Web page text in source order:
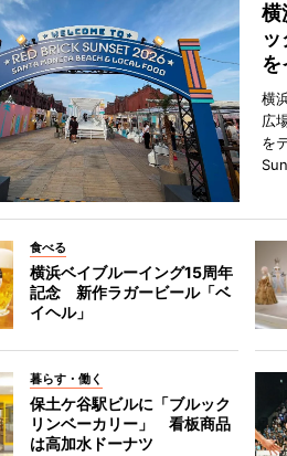
横
横
広
を
食べる
横浜ベイブルーイング15周年
記念 新作ラガービール「ベ
イヘル」
暮らす・働く
保土ケ谷駅ビルに「ブルック
リンベーカリー」 看板商品
は高加水ドーナツ